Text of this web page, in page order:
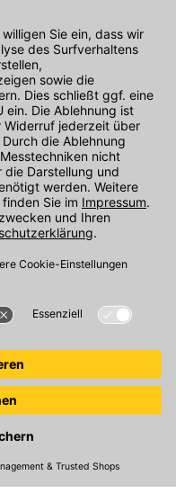
freitags von 08:00 - 17:00
151für Sie erreichbar.
nutzen.
finden Sie